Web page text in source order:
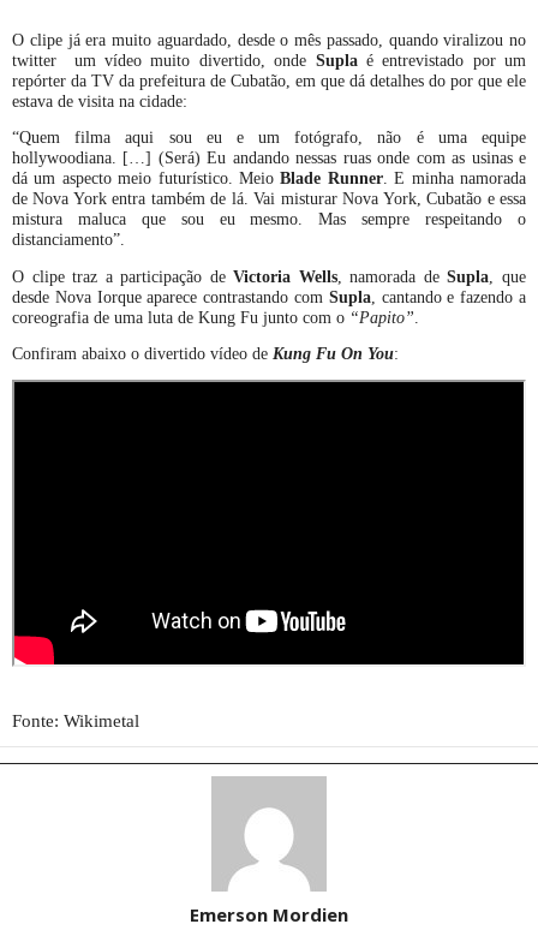
O clipe já era muito aguardado, desde o mês passado, quando viralizou no
twitter um vídeo muito divertido, onde Suplaé entrevistado por um
repórter da TV da prefeitura de Cubatão, em que dá detalhes do por que ele
estava de visita na cidade:
“Quem filma aqui sou eu e um fotógrafo, não é uma equipe
hollywoodiana. […] (Será) Eu andando nessas ruas onde com as usinas e
dá um aspecto meio futurístico. MeioBlade Runner. E minha namorada
de Nova York entra também de lá. Vai misturar Nova York, Cubatão e essa
mistura maluca que sou eu mesmo. Mas sempre respeitando o
distanciamento”.
O clipe traz a participação deVictoria Wells, namorada deSupla , que
desde Nova Iorque aparece contrastando com Supla, cantando e fazendo a
coreografia de uma luta de Kung Fu junto com o “Papito”
Confiram abaixo o divertido vídeo de Kung Fu On You:
Fonte: Wikimetal
Emerson Mordien